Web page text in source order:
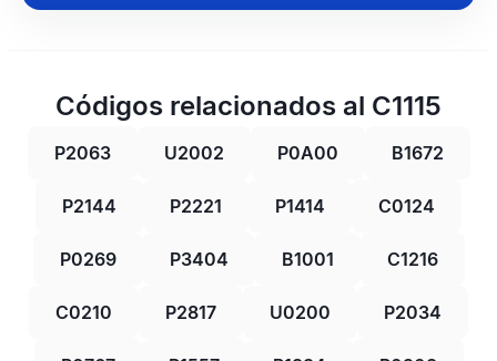
Códigos relacionados al C1115
P2063 U2002 P0A00 B1672
P2144 P2221 P1414 C0124
P0269 P3404 B1001 C1216
C0210 P2817 U0200 P2034